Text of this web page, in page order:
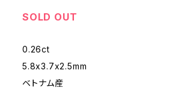
SOLD OUT
0.26ct
5.8x3.7x2.5mm
ベトナム産